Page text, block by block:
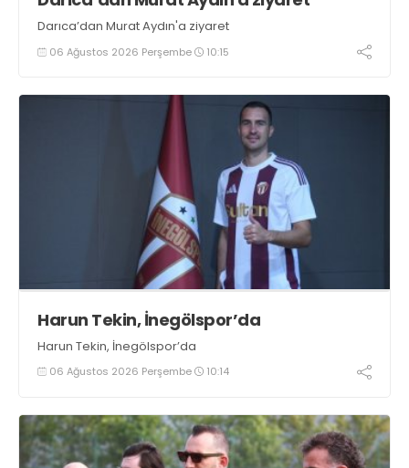
Darıca’dan Murat Aydın'a ziyaret
06 Ağustos 2026 Perşembe 10:15
Harun Tekin, İnegölspor’da
Harun Tekin, İnegölspor’da
06 Ağustos 2026 Perşembe 10:14